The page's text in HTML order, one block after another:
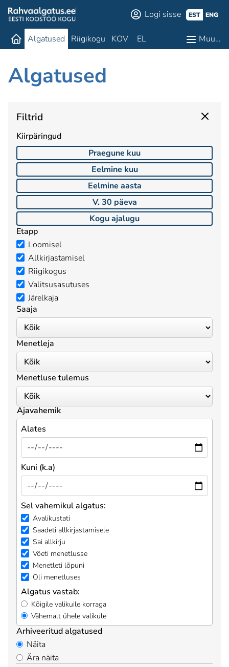
Logi sisse EST ENG
Algatused Riigikogu KOV EL Muu…
Algatused
Filtrid
Kiirpäringud
Praegune kuu
Eelmine kuu
Eelmine aasta
V. 30 päeva
Kogu ajalugu
Etapp
Loomisel
Allkirjastamisel
Riigikogus
Valitsusasutuses
Järelkaja
Saaja
Menetleja
Menetluse tulemus
Ajavahemik
Alates
Kuni (k.a)
Sel vahemikul algatus:
Avalikustati
Saadeti allkirjastamisele
Sai allkirju
Võeti menetlusse
Menetleti lõpuni
Oli menetluses
Algatus vastab:
Kõigile valikuile korraga
Vähemalt ühele valikule
Arhiveeritud algatused
Näita
Ära näita